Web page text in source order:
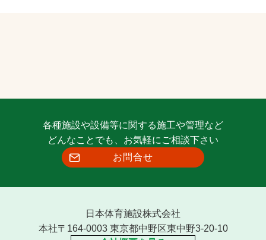
各種施設や設備等に関する施工や管理など
どんなことでも、お気軽にご相談下さい
お問合せ
日本体育施設株式会社
本社〒164-0003 東京都中野区東中野3-20-10